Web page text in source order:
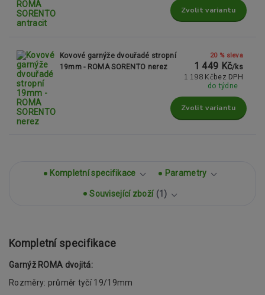
Zvolit variantu
Kovové garnýže dvouřadé stropní
19mm - ROMA SORENTO nerez
20 % sleva
1 449 Kč/ks
1 198 Kč bez DPH
do týdne
Zvolit variantu
Kompletní specifikace Parametry
Související zboží 1
Kompletní specifikace
Garnýž ROMA dvojitá:
Rozměry: průměr tyčí 19/19mm